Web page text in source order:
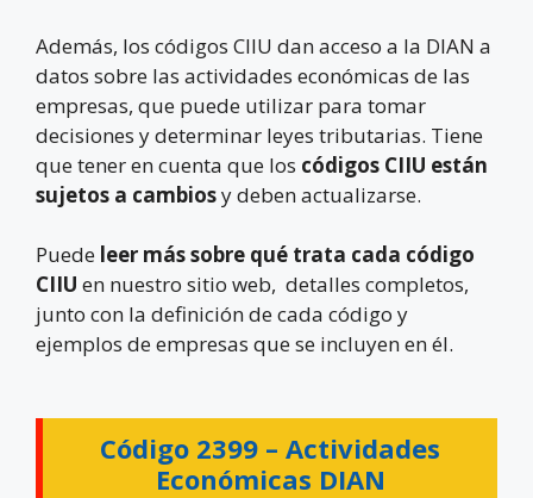
Además, los códigos CIIU dan acceso a la DIAN a
datos sobre las actividades económicas de las
empresas, que puede utilizar para tomar
decisiones y determinar leyes tributarias. Tiene
que tener en cuenta que los códigos CIIU están
sujetos a cambiosy deben actualizarse.
Puede leer más sobre qué trata cada código
CIIU en nuestro sitio web, detalles completos,
junto con la definición de cada código y
ejemplos de empresas que se incluyen en él.
Código 2399 – Actividades
Económicas DIAN